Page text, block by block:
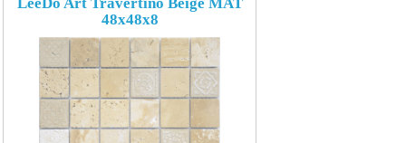
48x48x8